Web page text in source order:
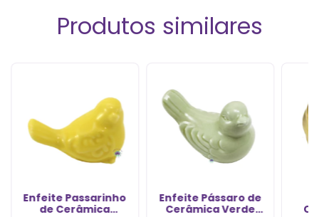
Produtos similares
Enfeite Passarinho
de Cerâmica
Enfeite Pássaro de
Cerâmica Verde